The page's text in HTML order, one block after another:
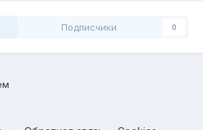
Подписчики 0